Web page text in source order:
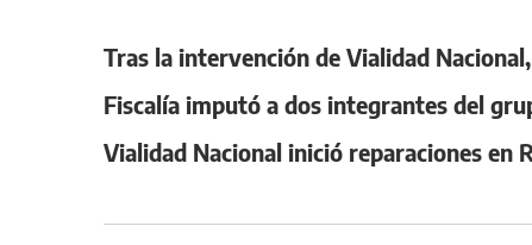
Tras la intervención de Vialidad
Fiscalía imputó a dos integrantes del
Vialidad Nacional inició reparaciones en